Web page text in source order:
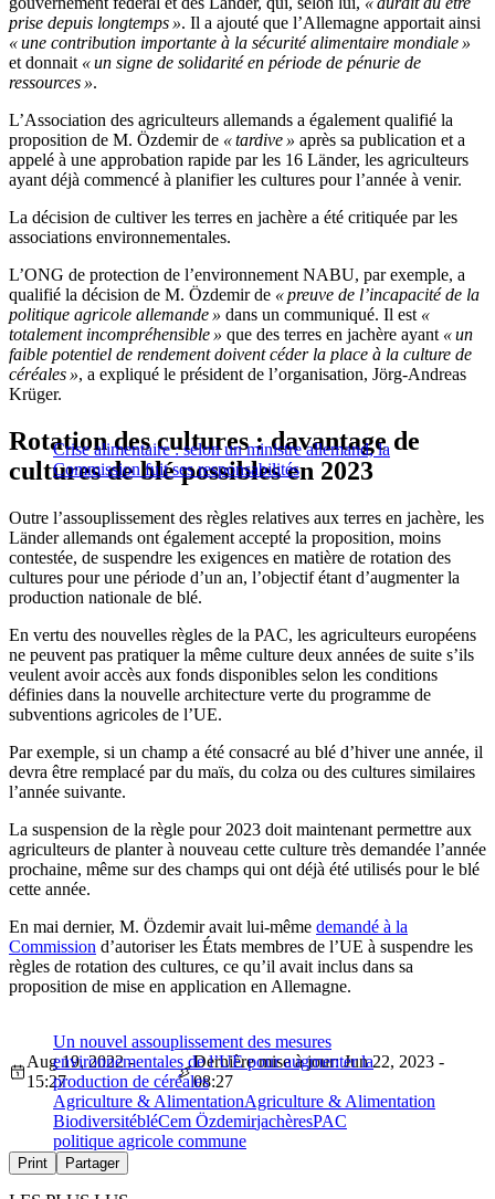
prise depuis longtemps ». Il a ajouté que l’Allemagne apportait ainsi
« une contribution importante à la sécurité alimentaire mondiale »
et donnait « un signe de solidarité en période de pénurie de
ressources ».
L’Association des agriculteurs allemands a également qualifié la
proposition de M. Özdemir de « tardive » après sa publication et a
appelé à une approbation rapide par les 16 Länder, les agriculteurs
ayant déjà commencé à planifier les cultures pour l’année à venir.
La décision de cultiver les terres en jachère a été critiquée par les
associations environnementales.
L’ONG de protection de l’environnement NABU, par exemple, a
qualifié la décision de M. Özdemir de « preuve de l’incapacité de la
politique agricole allemande » dans un communiqué. Il est «
totalement incompréhensible » que des terres en jachère ayant « un
faible potentiel de rendement doivent céder la place à la culture de
céréales », a expliqué le président de l’organisation, Jörg-Andreas
Krüger.
Crise alimentaire : selon un ministre allemand, la
Commission fuit ses responsabilités
Rotation des cultures : davantage de
cultures de blé possibles en 2023
Outre l’assouplissement des règles relatives aux terres en jachère, les
Länder allemands ont également accepté la proposition, moins
contestée, de suspendre les exigences en matière de rotation des
cultures pour une période d’un an, l’objectif étant d’augmenter la
production nationale de blé.
En vertu des nouvelles règles de la PAC, les agriculteurs européens
ne peuvent pas pratiquer la même culture deux années de suite s’ils
veulent avoir accès aux fonds disponibles selon les conditions
définies dans la nouvelle architecture verte du programme de
subventions agricoles de l’UE.
Par exemple, si un champ a été consacré au blé d’hiver une année, il
devra être remplacé par du maïs, du colza ou des cultures similaires
l’année suivante.
La suspension de la règle pour 2023 doit maintenant permettre aux
agriculteurs de planter à nouveau cette culture très demandée l’année
prochaine, même sur des champs qui ont déjà été utilisés pour le blé
cette année.
En mai dernier, M. Özdemir avait lui-même demandé à la
Commission d’autoriser les États membres de l’UE à suspendre les
règles de rotation des cultures, ce qu’il avait inclus dans sa
proposition de mise en application en Allemagne.
Un nouvel assouplissement des mesures
environnementales de l’UE pour augmenter la
production de céréales
Aug 19, 2022 -
15:27
Dernière mise à jour: Jun 22, 2023 -
08:27
Agriculture & AlimentationAgriculture & Alimentation
BiodiversitébléCem ÖzdemirjachèresPAC
politique agricole commune
Print Partager